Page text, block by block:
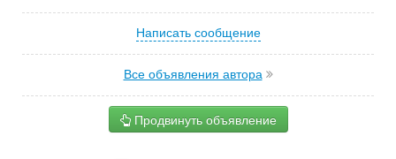
Написать сообщение
Все объявления автора
Продвинуть объявление